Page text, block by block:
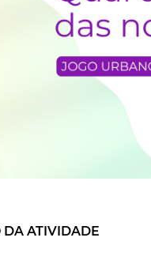
DA ATIVIDADE